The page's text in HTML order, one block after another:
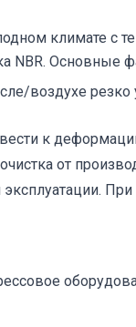
климате с
NBR.
воздухе резко
к деформации
от